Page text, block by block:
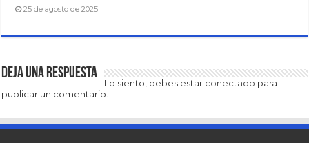
25 de agosto de 2025
Deja una respuesta
Lo siento, debes estar conectado para
publicar un comentario.